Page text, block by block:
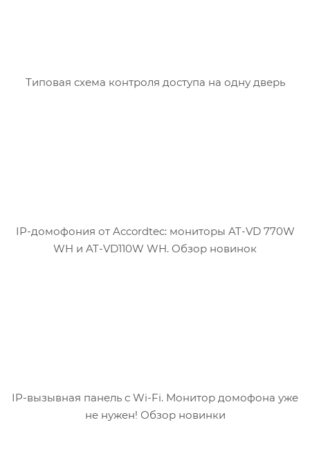
Типовая схема контроля доступа на одну дверь
IP-домофония от Accordtec: мониторы AT-VD 770W
WH и AT-VD110W WH. Обзор новинок
IP-вызывная панель с Wi-Fi. Монитор домофона уже
не нужен! Обзор новинки